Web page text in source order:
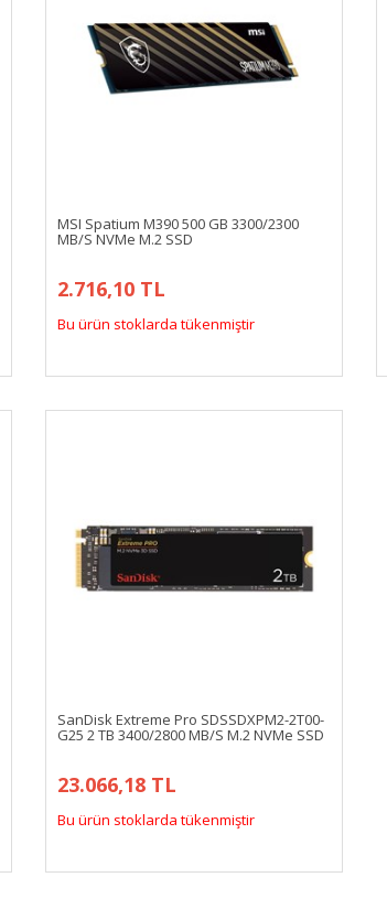
MSI Spatium M390 500 GB 3300/2300
MB/S NVMe M.2 SSD
2.716,10 TL
Bu ürün stoklarda tükenmiştir
SanDisk Extreme Pro SDSSDXPM2-2T00-
G25 2 TB 3400/2800 MB/S M.2 NVMe SSD
23.066,18 TL
Bu ürün stoklarda tükenmiştir